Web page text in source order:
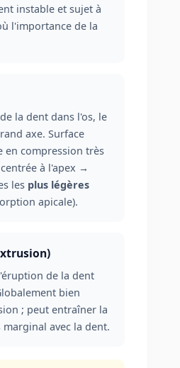
instable et sujet à
l'importance de la
la dent dans l'os, le
axe. Surface
en compression très
à l'apex →
les plus légères
apicale).
de la dent
bien
; peut entraîner la
marginal avec la dent.